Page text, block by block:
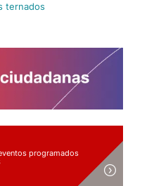
ternados
programados